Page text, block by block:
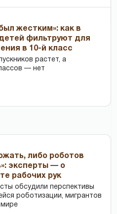
жестким»: как в
фильтруют для
в 10-й класс
растет, а
— нет
либо роботов
эксперты — о
рабочих рук
обсудили перспективы
роботизации, мигрантов
мире